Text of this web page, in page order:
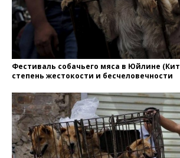
Фестиваль собачьего мяса в Юйлине
степень жестокости и бесчеловечности